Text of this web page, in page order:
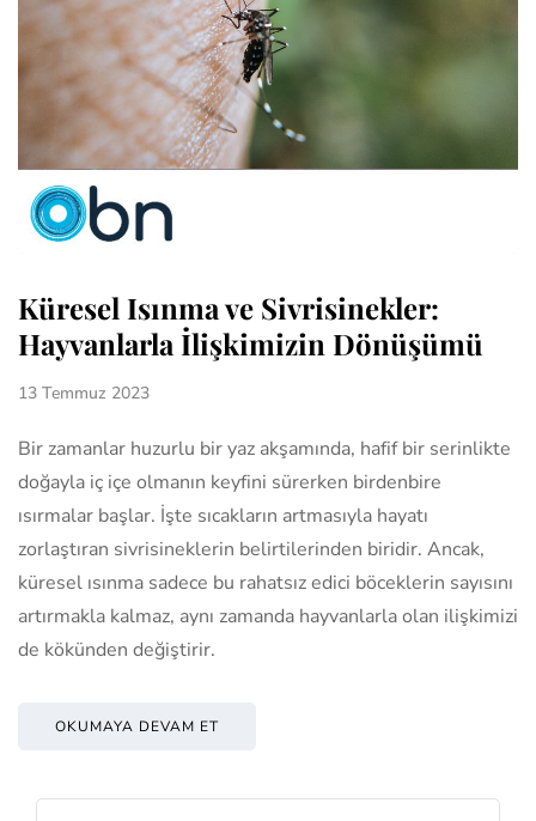
Küresel Isınma ve Sivrisinekler:
Hayvanlarla İlişkimizin Dönüşümü
13 Temmuz 2023
Bir zamanlar huzurlu bir yaz akşamında, hafif bir serinlikte
doğayla iç içe olmanın keyfini sürerken birdenbire
ısırmalar başlar. İşte sıcakların artmasıyla hayatı
zorlaştıran sivrisineklerin belirtilerinden biridir. Ancak,
küresel ısınma sadece bu rahatsız edici böceklerin sayısını
artırmakla kalmaz, aynı zamanda hayvanlarla olan ilişkimizi
de kökünden değiştirir.
OKUMAYA DEVAM ET